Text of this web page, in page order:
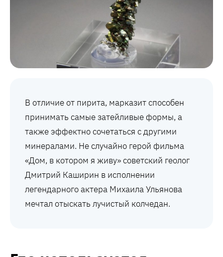
В отличие от пирита, марказит способен
принимать самые затейливые формы, а
также эффектно сочетаться с другими
минералами. Не случайно герой фильма
«Дом, в котором я живу» советский геолог
Дмитрий Каширин в исполнении
легендарного актера Михаила Ульянова
мечтал отыскать лучистый колчедан.